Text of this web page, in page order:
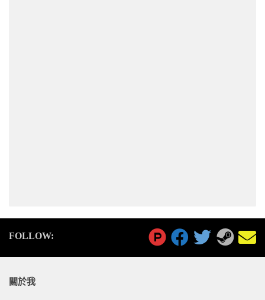
FOLLOW:
關於我